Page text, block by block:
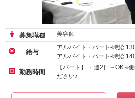
募集職種 美容師
給与
アルバイト・パート-時給
アルバイト・パート-時給
勤務時間
【パート】 ・週2日～OK ※
ださい♪